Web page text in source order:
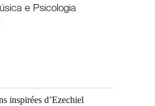
e Psicologia
inspirées d’Ezechiel